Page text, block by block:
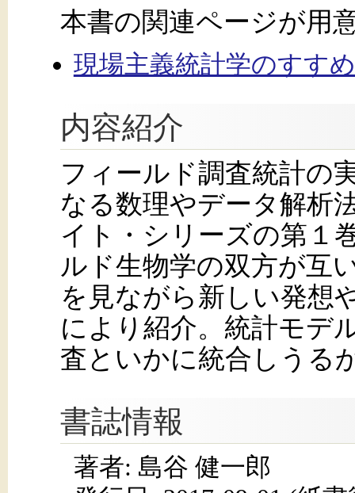
本書の関連ページが用
現場主義統計学のすす
内容紹介
フィールド調査統計の
なる数理やデータ解析
イト・シリーズの第１
ルド生物学の双方が互
を見ながら新しい発想
により紹介。統計モデ
査といかに統合しうる
書誌情報
著者: 島谷 健一郎